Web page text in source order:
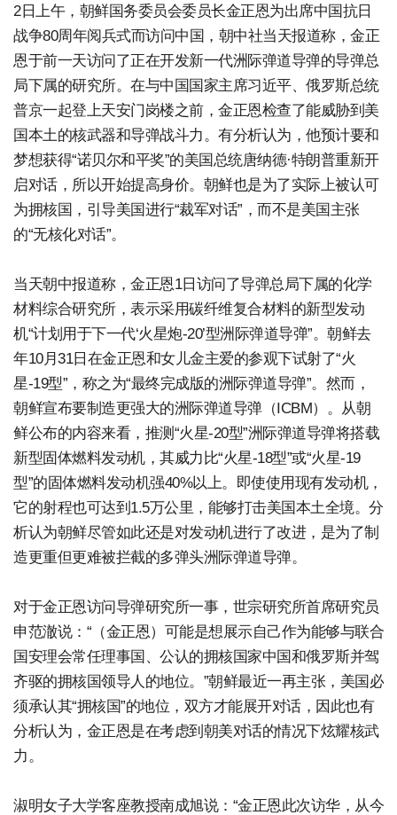
2日上午，朝鲜国务委员会委员长金正恩为出席中国抗日
战争80周年阅兵式而访问中国，朝中社当天报道称，金正
恩于前一天访问了正在开发新一代洲际弹道导弹的导弹总
局下属的研究所。在与中国国家主席习近平、俄罗斯总统
普京一起登上天安门岗楼之前，金正恩检查了能威胁到美
国本土的核武器和导弹战斗力。有分析认为，他预计要和
梦想获得“诺贝尔和平奖”的美国总统唐纳德·特朗普重新开
启对话，所以开始提高身价。朝鲜也是为了实际上被认可
为拥核国，引导美国进行“裁军对话”，而不是美国主张
的“无核化对话”。
当天朝中报道称，金正恩1日访问了导弹总局下属的化学
材料综合研究所，表示采用碳纤维复合材料的新型发动
机“计划用于下一代‘火星炮-20’型洲际弹道导弹”。朝鲜去
年10月31日在金正恩和女儿金主爱的参观下试射了“火
星-19型”，称之为“最终完成版的洲际弹道导弹”。然而，
朝鲜宣布要制造更强大的洲际弹道导弹（ICBM）。从朝
鲜公布的内容来看，推测“火星-20型”洲际弹道导弹将搭载
新型固体燃料发动机，其威力比“火星-18型”或“火星-19
型”的固体燃料发动机强40%以上。即使使用现有发动机，
它的射程也可达到1.5万公里，能够打击美国本土全境。分
析认为朝鲜尽管如此还是对发动机进行了改进，是为了制
造更重但更难被拦截的多弹头洲际弹道导弹。
对于金正恩访问导弹研究所一事，世宗研究所首席研究员
申范澈说：“（金正恩）可能是想展示自己作为能够与联合
国安理会常任理事国、公认的拥核国家中国和俄罗斯并驾
齐驱的拥核国领导人的地位。”朝鲜最近一再主张，美国必
须承认其“拥核国”的地位，双方才能展开对话，因此也有
分析认为，金正恩是在考虑到朝美对话的情况下炫耀核武
力。
淑明女子大学客座教授南成旭说：“金正恩此次访华，从今